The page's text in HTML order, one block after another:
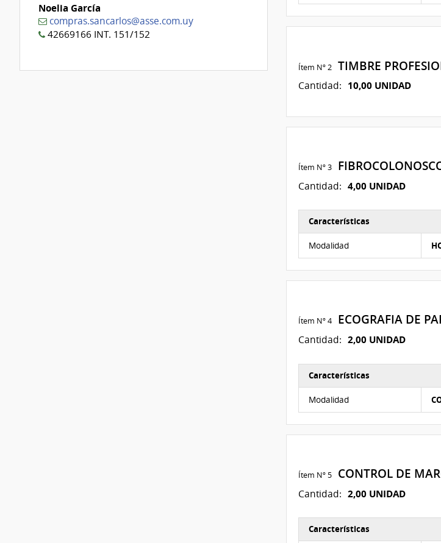
Noelia García
compras.sancarlos@asse.com.uy
42669166 INT. 151/152
Ítem Nº 2TIMBRE
Cantidad: 10,00 UNIDAD
Ítem Nº 3
Cantidad: 4,00 UNIDAD
Características
Modalidad
Ítem Nº 4ECOGRAFIA DE
Cantidad: 2,00 UNIDAD
Características del Ítem Nº 4
Características
Modalidad
Ítem Nº 5CONTROL DE
Cantidad: 2,00 UNIDAD
Características